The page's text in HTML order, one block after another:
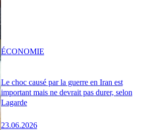
Le choc causé par la guerre en Iran est
important mais ne devrait pas durer, selon
Lagarde
23.06.2026
ÉCONOMIE